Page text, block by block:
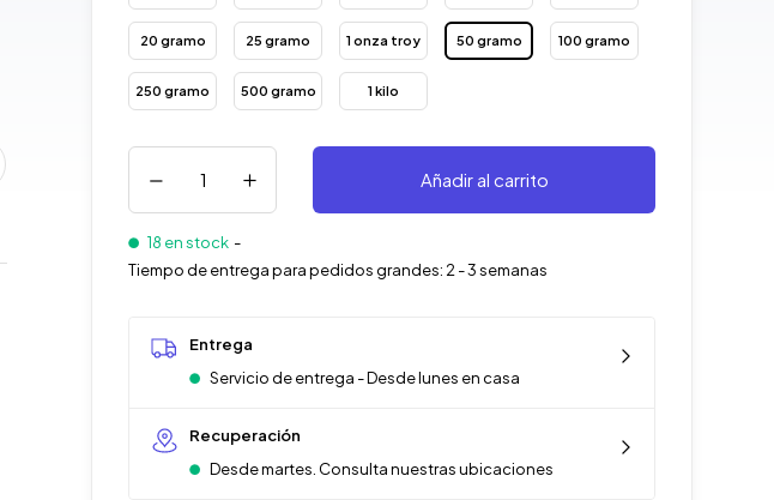
20 gramo 25 gramo 1 onza troy 50 gramo 100 gramo
250 gramo 500 gramo 1 kilo
Añadir al carrito
18 en stock -
Tiempo de entrega para pedidos grandes: 2 - 3 semanas
Entrega
Servicio de entrega - Desde lunes en casa
Recuperación
Desde martes. Consulta nuestras ubicaciones